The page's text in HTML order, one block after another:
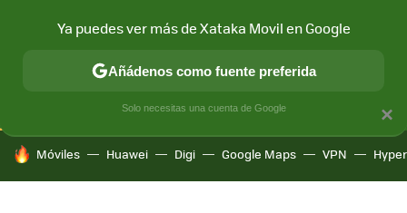
CONECTIVIDAD MÓVIL Y SOCIEDAD APLICACIONES
HOY SE HABLA DE
Móviles Huawei Digi Google Maps VPN
×
Ya puedes ver más de Xataka Movil en Google
Añádenos como fuente preferida
Solo necesitas una cuenta de Google